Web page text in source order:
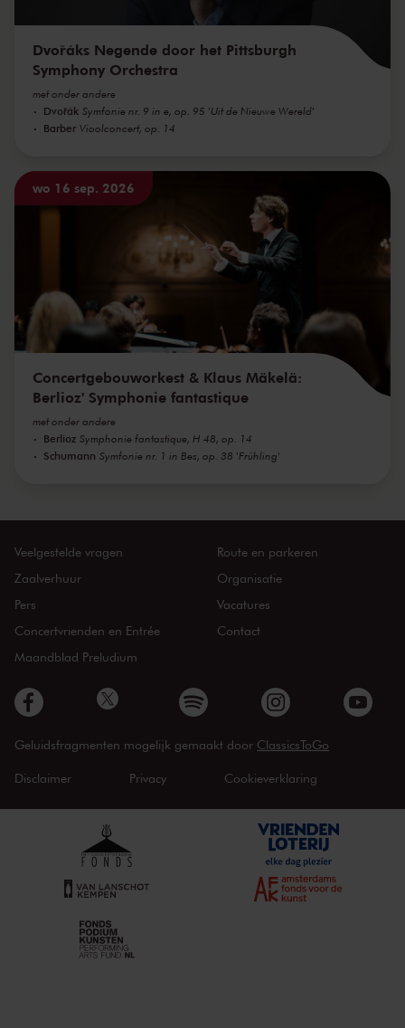
Dvořáks Negende door het Pittsburgh
Symphony Orchestra
met onder andere
Dvořák Symfonie nr. 9 in e, op. 95 'Uit de Nieuwe Wereld'
Barber Vioolconcert, op. 14
wo 16 sep. 2026
Concertgebouworkest & Klaus Mäkelä:
Berlioz' Symphonie fantastique
met onder andere
Berlioz Symphonie fantastique, H 48, op. 14
Schumann Symfonie nr. 1 in Bes, op. 38 'Frühling'
Veelgestelde vragen
Zaalverhuur
Pers
Concertvrienden en Entrée
Maandblad Preludium
Route en parkeren
Organisatie
Vacatures
Contact
Geluidsfragmenten mogelijk gemaakt door ClassicsToGo
Disclaimer Privacy Cookieverklaring